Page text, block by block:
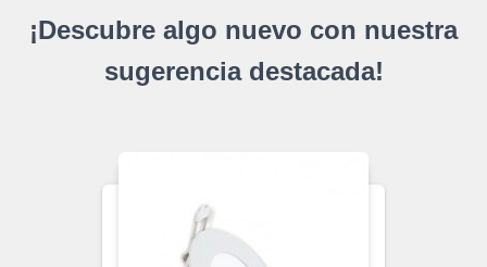
¡Descubre algo nuevo con nuestra
sugerencia destacada!